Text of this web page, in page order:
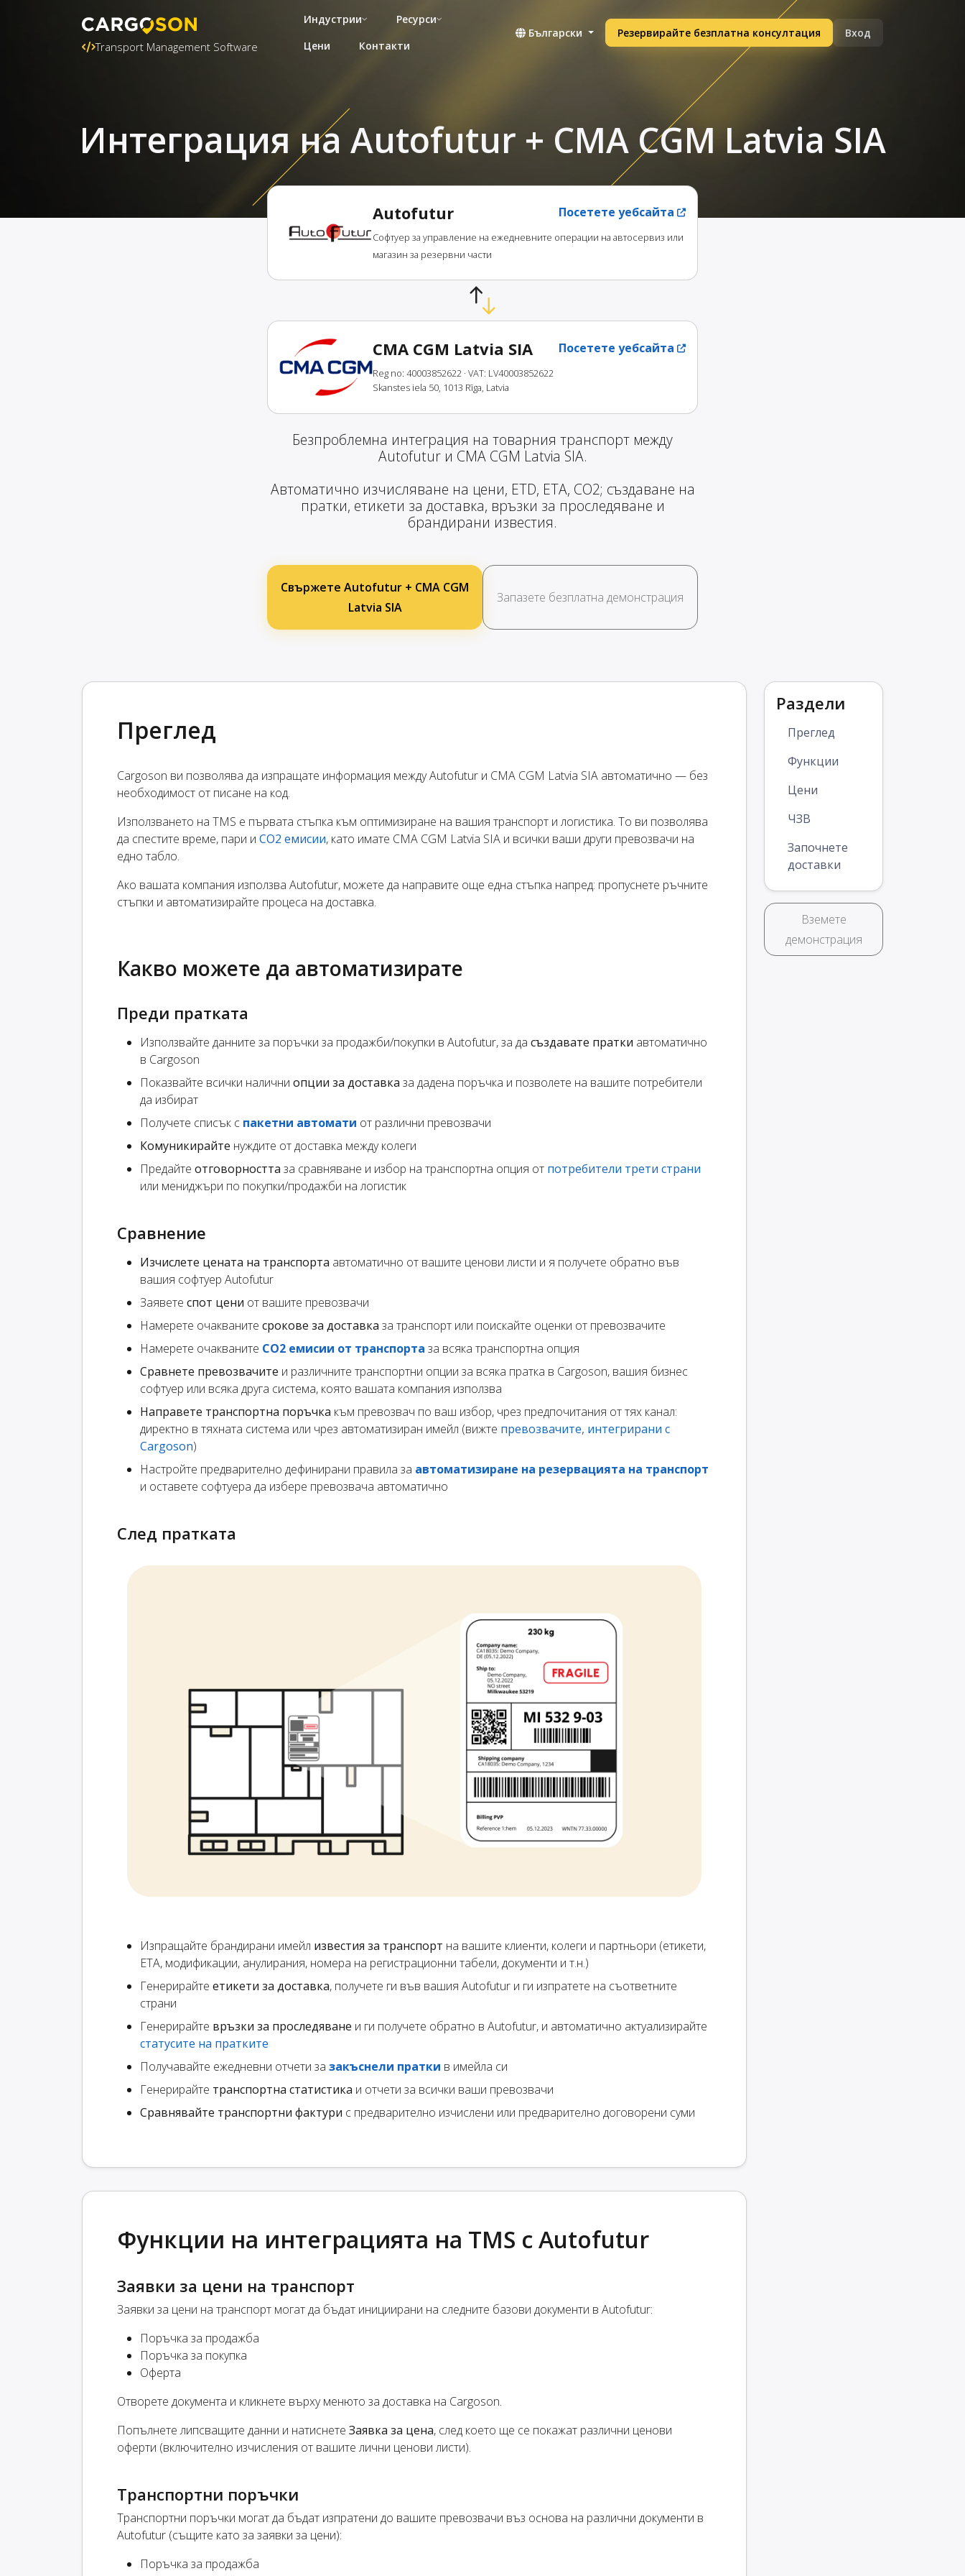
Transport Management Software
Индустрии
Ресурси
Цени
Контакти
Български Резервирайте безплатна консултация Вход
Интеграция на Autofutur + CMA CGM Latvia SIA
Autofutur Посетете уебсайта
Софтуер за управление на ежедневните операции на автосервиз или
магазин за резервни части
CMA CGM Latvia SIA Посетете уебсайта
Reg no: 40003852622 · VAT: LV40003852622
Skanstes iela 50, 1013 Rīga, Latvia
Безпроблемна интеграция на товарния транспорт между
Autofutur и CMA CGM Latvia SIA.
Автоматично изчисляване на цени, ETD, ETA, CO2; създаване на
пратки, етикети за доставка, връзки за проследяване и
брандирани известия.
Свържете Autofutur + CMA CGM
Latvia SIA
Запазете безплатна демонстрация
Преглед
Cargoson ви позволява да изпращате информация между Autofutur и CMA CGM Latvia SIA автоматично — без
необходимост от писане на код.
Използването на TMS е първата стъпка към оптимизиране на вашия транспорт и логистика. То ви позволява
да спестите време, пари и CO2 емисии, като имате CMA CGM Latvia SIA и всички ваши други превозвачи на
едно табло.
Ако вашата компания използва Autofutur, можете да направите още една стъпка напред: пропуснете ръчните
стъпки и автоматизирайте процеса на доставка.
Какво можете да автоматизирате
Преди пратката
Използвайте данните за поръчки за продажби/покупки в Autofutur, за да създавате пратки автоматично
в Cargoson
Показвайте всички налични опции за доставка за дадена поръчка и позволете на вашите потребители
да избират
Получете списък с пакетни автомати от различни превозвачи
Комуникирайте нуждите от доставка между колеги
Предайте отговорността за сравняване и избор на транспортна опция от потребители трети страни
или мениджъри по покупки/продажби на логистик
Сравнение
Изчислете цената на транспорта автоматично от вашите ценови листи и я получете обратно във
вашия софтуер Autofutur
Заявете спот цени от вашите превозвачи
Намерете очакваните срокове за доставка за транспорт или поискайте оценки от превозвачите
Намерете очакваните CO2 емисии от транспорта за всяка транспортна опция
Сравнете превозвачите и различните транспортни опции за всяка пратка в Cargoson, вашия бизнес
софтуер или всяка друга система, която вашата компания използва
Направете транспортна поръчка към превозвач по ваш избор, чрез предпочитания от тях канал:
директно в тяхната система или чрез автоматизиран имейл (вижте превозвачите, интегрирани с
Cargoson)
Настройте предварително дефинирани правила за автоматизиране на резервацията на транспорт
и оставете софтуера да избере превозвача автоматично
След пратката
Изпращайте брандирани имейл известия за транспорт на вашите клиенти, колеги и партньори (етикети,
ETA, модификации, анулирания, номера на регистрационни табели, документи и т.н.)
Генерирайте етикети за доставка, получете ги във вашия Autofutur и ги изпратете на съответните
страни
Генерирайте връзки за проследяване и ги получете обратно в Autofutur, и автоматично актуализирайте
статусите на пратките
Получавайте ежедневни отчети за закъснели пратки в имейла си
Генерирайте транспортна статистика и отчети за всички ваши превозвачи
Сравнявайте транспортни фактури с предварително изчислени или предварително договорени суми
Функции на интеграцията на TMS с Autofutur
Заявки за цени на транспорт
Заявки за цени на транспорт могат да бъдат инициирани на следните базови документи в Autofutur:
Поръчка за продажба
Поръчка за покупка
Оферта
Отворете документа и кликнете върху менюто за доставка на Cargoson.
Попълнете липсващите данни и натиснете Заявка за цена, след което ще се покажат различни ценови
оферти (включително изчисления от вашите лични ценови листи).
Транспортни поръчки
Транспортни поръчки могат да бъдат изпратени до вашите превозвачи въз основа на различни документи в
Autofutur (същите като за заявки за цени):
Поръчка за продажба
Раздели
Преглед
Функции
Цени
ЧЗВ
Започнете
доставки
Вземете
демонстрация